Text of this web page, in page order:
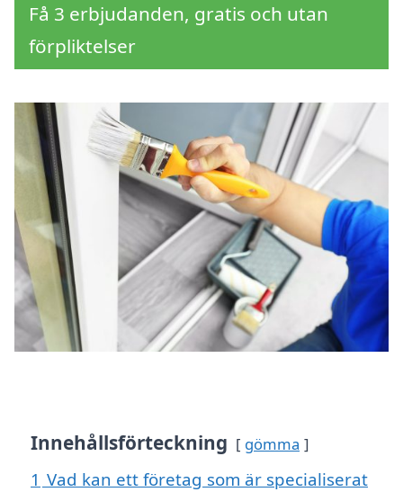
Få 3 erbjudanden, gratis och utan
förpliktelser
Innehållsförteckning gömma
1 Vad kan ett företag som är specialiserat